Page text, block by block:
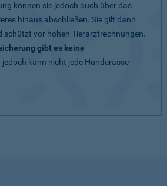
können sie jedoch auch über das
hinaus abschließen. Sie gilt dann
schützt vor hohen Tierarztrechnungen.
gibt es keine
, jedoch kann nicht jede Hunderasse